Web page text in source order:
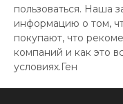
пользоваться. Наша
информацию о том,
покупают, что
компаний и как это
условиях.Ген